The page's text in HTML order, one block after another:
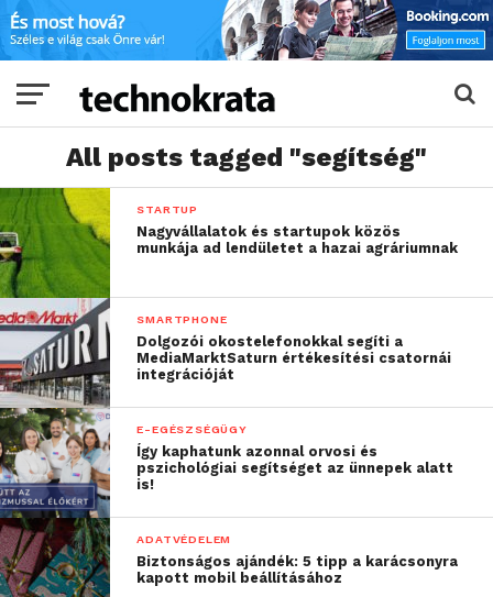
All posts tagged "segítség"
STARTUP
Nagyvállalatok és startupok közös
munkája ad lendületet a hazai agráriumnak
SMARTPHONE
Dolgozói okostelefonokkal segíti a
MediaMarktSaturn értékesítési csatornái
integrációját
E-EGÉSZSÉGÜGY
Így kaphatunk azonnal orvosi és
pszichológiai segítséget az ünnepek alatt
is!
ADATVÉDELEM
Biztonságos ajándék: 5 tipp a karácsonyra
kapott mobil beállításához